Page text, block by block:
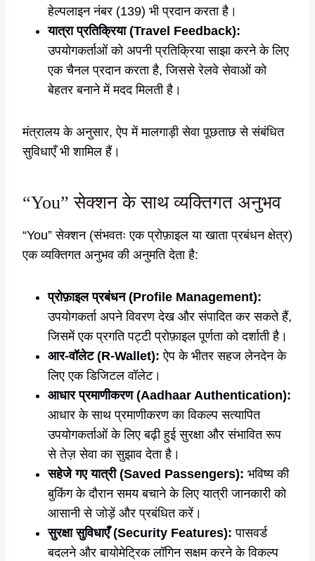
हेल्पलाइन नंबर (139) भी प्रदान करता है।
यात्रा प्रतिक्रिया (Travel Feedback):
उपयोगकर्ताओं को अपनी प्रतिक्रिया साझा करने के लिए
एक चैनल प्रदान करता है, जिससे रेलवे सेवाओं को
बेहतर बनाने में मदद मिलती है।
मंत्रालय के अनुसार, ऐप में मालगाड़ी सेवा पूछताछ से संबंधित
सुविधाएँ भी शामिल हैं।
“You” सेक्शन के साथ व्यक्तिगत अनुभव
“You” सेक्शन (संभवतः एक प्रोफ़ाइल या खाता प्रबंधन क्षेत्र)
एक व्यक्तिगत अनुभव की अनुमति देता है:
प्रोफ़ाइल प्रबंधन (Profile Management):
उपयोगकर्ता अपने विवरण देख और संपादित कर सकते हैं,
जिसमें एक प्रगति पट्टी प्रोफ़ाइल पूर्णता को दर्शाती है।
आर-वॉलेट (R-Wallet): ऐप के भीतर सहज लेनदेन के
लिए एक डिजिटल वॉलेट।
आधार प्रमाणीकरण (Aadhaar Authentication):
आधार के साथ प्रमाणीकरण का विकल्प सत्यापित
उपयोगकर्ताओं के लिए बढ़ी हुई सुरक्षा और संभावित रूप
से तेज़ सेवा का सुझाव देता है।
सहेजे गए यात्री (Saved Passengers): भविष्य की
बुकिंग के दौरान समय बचाने के लिए यात्री जानकारी को
आसानी से जोड़ें और प्रबंधित करें।
सुरक्षा सुविधाएँ (Security Features): पासवर्ड
बदलने और बायोमेट्रिक लॉगिन सक्षम करने के विकल्प